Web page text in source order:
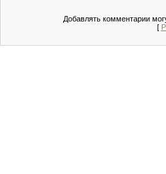
Добавлять комментарии
[